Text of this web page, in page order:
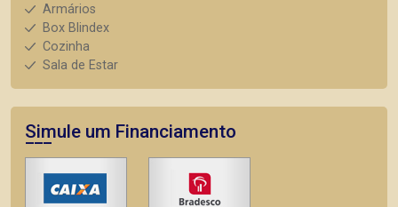
Armários
Box Blindex
Cozinha
Sala de Estar
Simule um Financiamento